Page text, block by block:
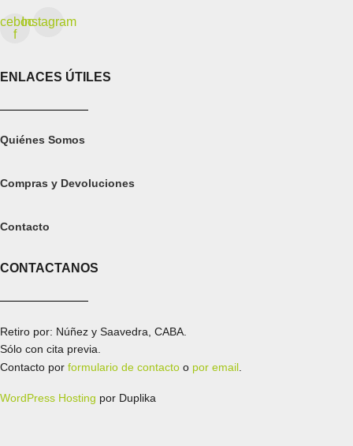
f
Instagram
ENLACES ÚTILES
Quiénes Somos
Compras y Devoluciones
Contacto
CONTACTANOS
Retiro por: Núñez y Saavedra, CABA.
Sólo con cita previa.
Contacto por formulario de contacto o por email.
WordPress Hosting por Duplika